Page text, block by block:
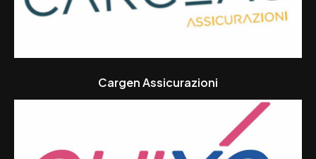
Cargen Assicurazioni